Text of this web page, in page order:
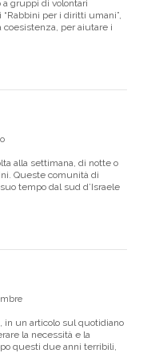
gruppi di volontari
per i diritti umani”,
coesistenza, per aiutare i
alla settimana, di notte o
Queste comunità di
tempo dal sud d’Israele
in un articolo sul quotidiano
la necessità e la
questi due anni terribili,